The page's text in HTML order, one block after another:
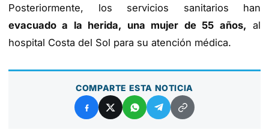
Posteriormente, los servicios sanitarios han
evacuado a la herida, una mujer de 55 años, al
hospital Costa del Sol para su atención médica.
COMPARTE ESTA NOTICIA